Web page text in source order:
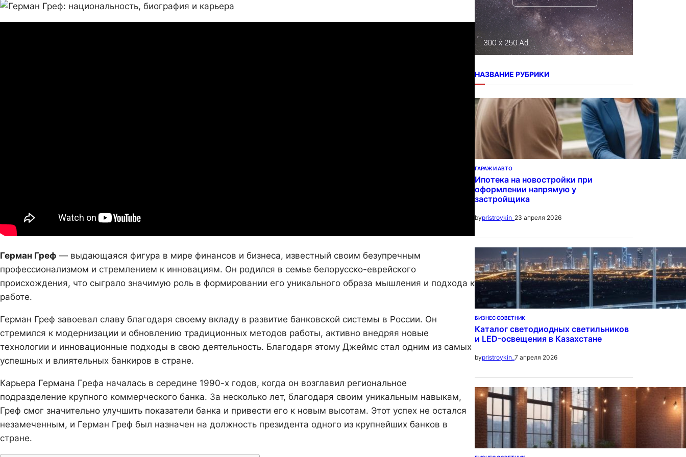
Герман Греф — выдающаяся фигура в мире финансов и бизнеса, известный своим безупречным
профессионализмом и стремлением к инновациям. Он родился в семье белорусско-еврейского
происхождения, что сыграло значимую роль в формировании его уникального образа мышления и подхода к
работе.
Герман Греф завоевал славу благодаря своему вкладу в развитие банковской системы в России. Он
стремился к модернизации и обновлению традиционных методов работы, активно внедряя новые
технологии и инновационные подходы в свою деятельность. Благодаря этому Джеймс стал одним из самых
успешных и влиятельных банкиров в стране.
Карьера Германа Грефа началась в середине 1990-х годов, когда он возглавил региональное
подразделение крупного коммерческого банка. За несколько лет, благодаря своим уникальным навыкам,
Греф смог значительно улучшить показатели банка и привести его к новым высотам. Этот успех не остался
незамеченным, и Герман Греф был назначен на должность президента одного из крупнейших банков в
стране.
НАЗВАНИЕ РУБРИКИ
ГАРАЖ И АВТО
Ипотека на новостройки при
оформлении напрямую у
застройщика
bypristroykin_ 23 апреля 2026
БИЗНЕС СОВЕТНИК
Каталог светодиодных светильников
и LED-освещения в Казахстане
bypristroykin_ 7 апреля 2026